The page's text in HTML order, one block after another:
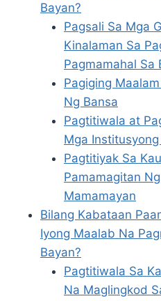
Bayan?
Pagsali Sa Mga
Kinalaman Sa
Pagmamahal Sa
Pagiging
Ng Bansa
Pagtitiwala at
Mga
Pagtitiyak Sa
Pamamagitan
Mamamayan
Bilang Kabataan
Iyong Maalab Na
Bayan?
Pagtitiwala Sa
Na Maglingkod